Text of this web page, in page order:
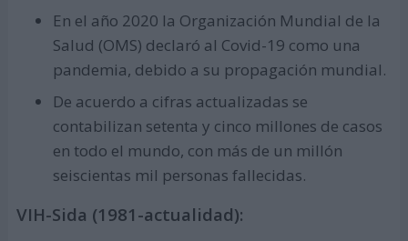
En el año 2020 la Organización Mundial de la
Salud (OMS) declaró al Covid-19 como una
pandemia, debido a su propagación mundial.
De acuerdo a cifras actualizadas se
contabilizan setenta y cinco millones de casos
en todo el mundo, con más de un millón
seiscientas mil personas fallecidas.
VIH-Sida (1981-actualidad):